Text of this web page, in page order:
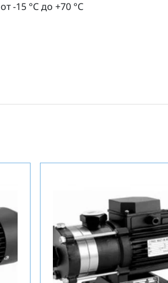
от -15 °С до +70 °С